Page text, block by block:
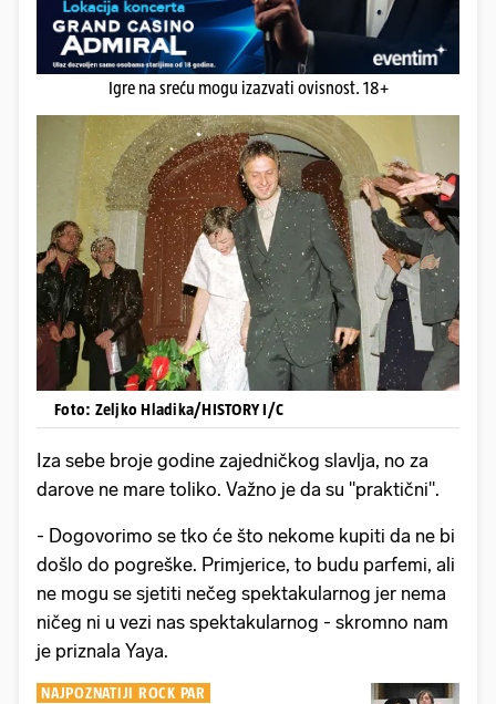
Igre na sreću mogu izazvati ovisnost. 18+
Foto: Zeljko Hladika/HISTORY I/C
Iza sebe broje godine zajedničkog slavlja, no za
darove ne mare toliko. Važno je da su "praktični".
- Dogovorimo se tko će što nekome kupiti da ne bi
došlo do pogreške. Primjerice, to budu parfemi, ali
ne mogu se sjetiti nečeg spektakularnog jer nema
ničeg ni u vezi nas spektakularnog - skromno nam
je priznala Yaya.
NAJPOZNATIJI ROCK PAR